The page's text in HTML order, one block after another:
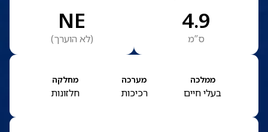
4.9
ס”מ
NE
(לא הוערך)
ממלכה
בעלי חיים
מערכה
רכיכות
מחלקה
חלזונות